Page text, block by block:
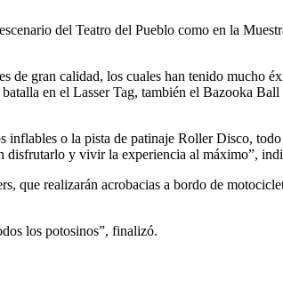
del Teatro del Pueblo como en la
de gran calidad, los cuales han tenido mucho
en el Lasser Tag, también el Bazooka
o la pista de patinaje Roller Disco,
disfrutarlo y vivir la experiencia al máximo”,
que realizarán acrobacias a bordo de
los potosinos”, finalizó.